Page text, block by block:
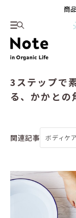
商
3ステップで
る、かかとの
関連記事 ボディケア